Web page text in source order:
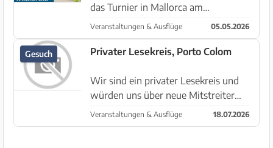
das Turnier in Mallorca am
Donnerstag ab. Zugang zum VIP-
Bereich Premium-Sitzplätze
Exklusives Catering und Getränke im
Pre...
Veranstaltungen & Ausflüge 05.05.2026
Gesuch Privater Lesekreis, Porto Colom
Wir sind ein privater Lesekreis und
würden uns über neue Mitstreiter
freuen. Wir lesen vorzugsweise
eigene Texte. Jedoch können auch
Veranstaltungen & Ausflüge 18.07.2026